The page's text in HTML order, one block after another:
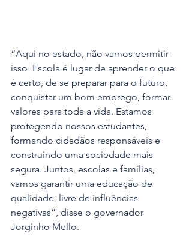
“Aqui no estado, não vamos permitir
isso. Escola é lugar de aprender o que
é certo, de se preparar para o futuro,
conquistar um bom emprego, formar
valores para toda a vida. Estamos
protegendo nossos estudantes,
formando cidadãos responsáveis e
construindo uma sociedade mais
segura. Juntos, escolas e famílias,
vamos garantir uma educação de
qualidade, livre de influências
negativas”, disse o governador
Jorginho Mello.